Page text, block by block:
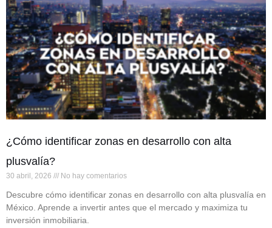
¿Cómo identificar zonas en desarrollo con alta
plusvalía?
30 abril, 2026 No hay comentarios
Descubre cómo identificar zonas en desarrollo con alta plusvalía en
México. Aprende a invertir antes que el mercado y maximiza tu
inversión inmobiliaria.